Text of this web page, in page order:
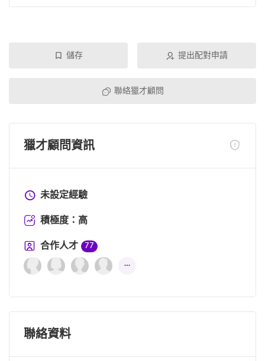
儲存 提出配對申請
聯絡獵才顧問
獵才顧問資訊
未設定經驗
積極度：高
合作人才
77
聯絡資料